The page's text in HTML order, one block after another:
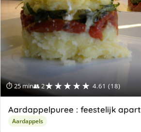
⏱ 25 min👥 2★★★★★ 4.61 (18)
Aardappelpuree : feestelijk apart
Aardappels